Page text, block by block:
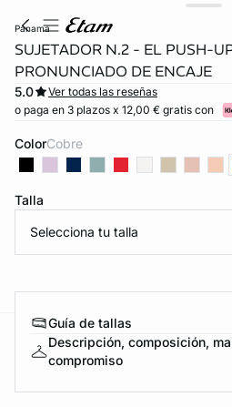
panama
SUJETADOR N.2 - EL PUSH-
PRONUNCIADO DE ENCAJE
5.0
Ver todas las reseñas
o paga en 3 plazos x 12,00 € gratis con
Color cobre
Talla
Selecciona tu talla
Guía de tallas
Descripción, composición,
compromiso